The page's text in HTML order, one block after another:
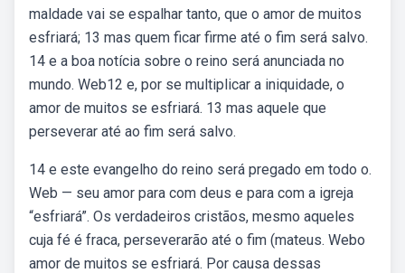
maldade vai se espalhar tanto, que o amor de muitos
esfriará; 13 mas quem ficar firme até o fim será salvo.
14 e a boa notícia sobre o reino será anunciada no
mundo. Web12 e, por se multiplicar a iniquidade, o
amor de muitos se esfriará. 13 mas aquele que
perseverar até ao fim será salvo.
14 e este evangelho do reino será pregado em todo o.
Web — seu amor para com deus e para com a igreja
“esfriará”. Os verdadeiros cristãos, mesmo aqueles
cuja fé é fraca, perseverarão até o fim (mateus. Webo
amor de muitos se esfriará. Por causa dessas